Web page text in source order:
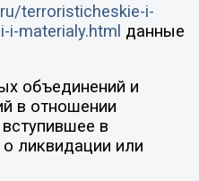
terroristicheskie-i-
materialy.html данные
объединений и
в отношении
в
ликвидации или